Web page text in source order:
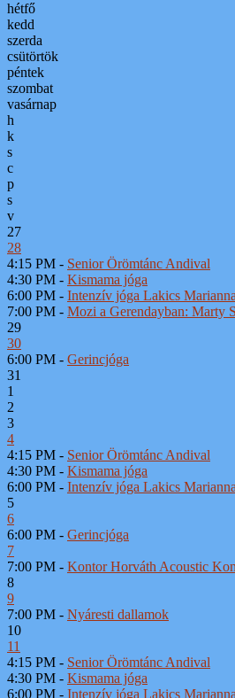
hétfő
kedd
szerda
csütörtök
péntek
szombat
vasárnap
h
k
s
c
p
s
v
27
28
4:15 PM - Senior Örömtánc Andival
4:30 PM - Kismama jóga
6:00 PM - Intenzív jóga Lakics
7:00 PM - Mozi a Gerendayban: Marty
29
30
6:00 PM - Gerincjóga
31
1
2
3
4
4:15 PM - Senior Örömtánc Andival
4:30 PM - Kismama jóga
6:00 PM - Intenzív jóga Lakics
5
6
6:00 PM - Gerincjóga
7
7:00 PM - Kontor Horváth Acoustic
8
9
7:00 PM - Nyáresti dallamok
10
11
4:15 PM - Senior Örömtánc Andival
4:30 PM - Kismama jóga
6:00 PM - Intenzív jóga Lakics